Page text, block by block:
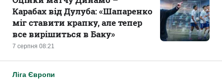
7 серпня 08:21
Карабах від Дулуба: «Шапаренко
міг ставити крапку, але тепер
все вирішиться в Баку»
Ліга Європи